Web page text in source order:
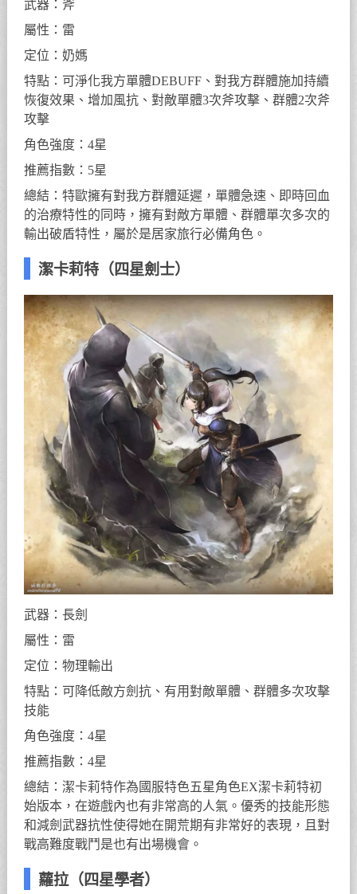
武器：斧
屬性：雷
定位：奶媽
特點：可淨化我方單體DEBUFF、對我方群體施加持續
恢復效果、增加風抗、對敵單體3次斧攻擊、群體2次斧
攻擊
角色強度：4星
推薦指數：5星
總結：特歐擁有對我方群體延遲，單體急速、即時回血
的治療特性的同時，擁有對敵方單體、群體單次多次的
輸出破盾特性，屬於是居家旅行必備角色。
潔卡莉特（四星劍士）
武器：長劍
屬性：雷
定位：物理輸出
特點：可降低敵方劍抗、有用對敵單體、群體多次攻擊
技能
角色強度：4星
推薦指數：4星
總結：潔卡莉特作為國服特色五星角色EX潔卡莉特初
始版本，在遊戲內也有非常高的人氣。優秀的技能形態
和減劍武器抗性使得她在開荒期有非常好的表現，且對
戰高難度戰鬥是也有出場機會。
蘿拉（四星學者）